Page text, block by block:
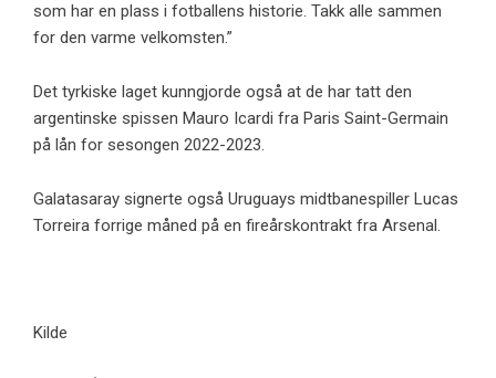
som har en plass i fotballens historie. Takk alle sammen
for den varme velkomsten.”
Det tyrkiske laget kunngjorde også at de har tatt den
argentinske spissen Mauro Icardi fra Paris Saint-Germain
på lån for sesongen 2022-2023.
Galatasaray signerte også Uruguays midtbanespiller Lucas
Torreira forrige måned på en fireårskontrakt fra Arsenal.
Kilde